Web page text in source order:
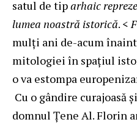
satul de tiparhaic
lumea noastră istorică. <
mulţi ani de-acum
mitologiei în spaţiul
o va estompa
Cu o gândire curajoasă
domnul Țene Al. Florin